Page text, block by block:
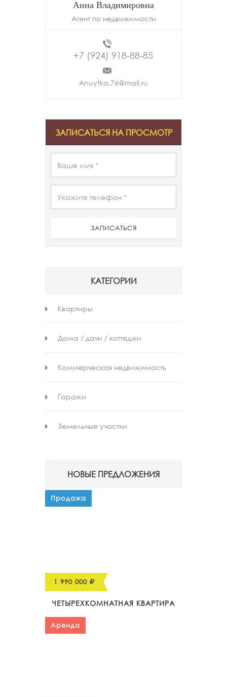
Анна Владимировна
Агент по недвижимости
+7 (924) 918-88-85
Anuytka.76@mail.ru
ЗАПИСАТЬСЯ НА ПРОСМОТР
ЗАПИСАТЬСЯ
КАТЕГОРИИ
Квартиры
Дома / дачи / коттеджи
Коммерческая недвижимость
Гаражи
Земельные участки
НОВЫЕ ПРЕДЛОЖЕНИЯ
Продажа
1 990 000
ЧЕТЫРЕХКОМНАТНАЯ КВАРТИРА
Аренда